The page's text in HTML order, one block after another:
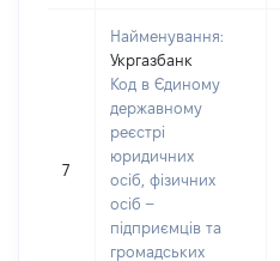
7
Найменування:
Укргазбанк
Код в Єдиному
державному
реєстрі
юридичних
осіб, фізичних
осіб –
підприємців та
громадських